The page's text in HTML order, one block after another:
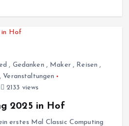
, Gedanken , Maker, Reisen ,
Veranstaltungen
2133 views
2025 in Hof
erstes Mal Classic Computing